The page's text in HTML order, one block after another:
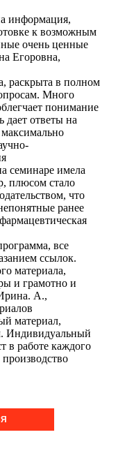
информация,
к возможным
очень ценные
Егоровна,
раскрыта в полном
Много
понимание
дает ответы на
семинаре имела
плюсом стало
что
ранее
все
ссылок.
материала,
и грамотно и
А.,
материал,
Индивидуальный
в работе каждого